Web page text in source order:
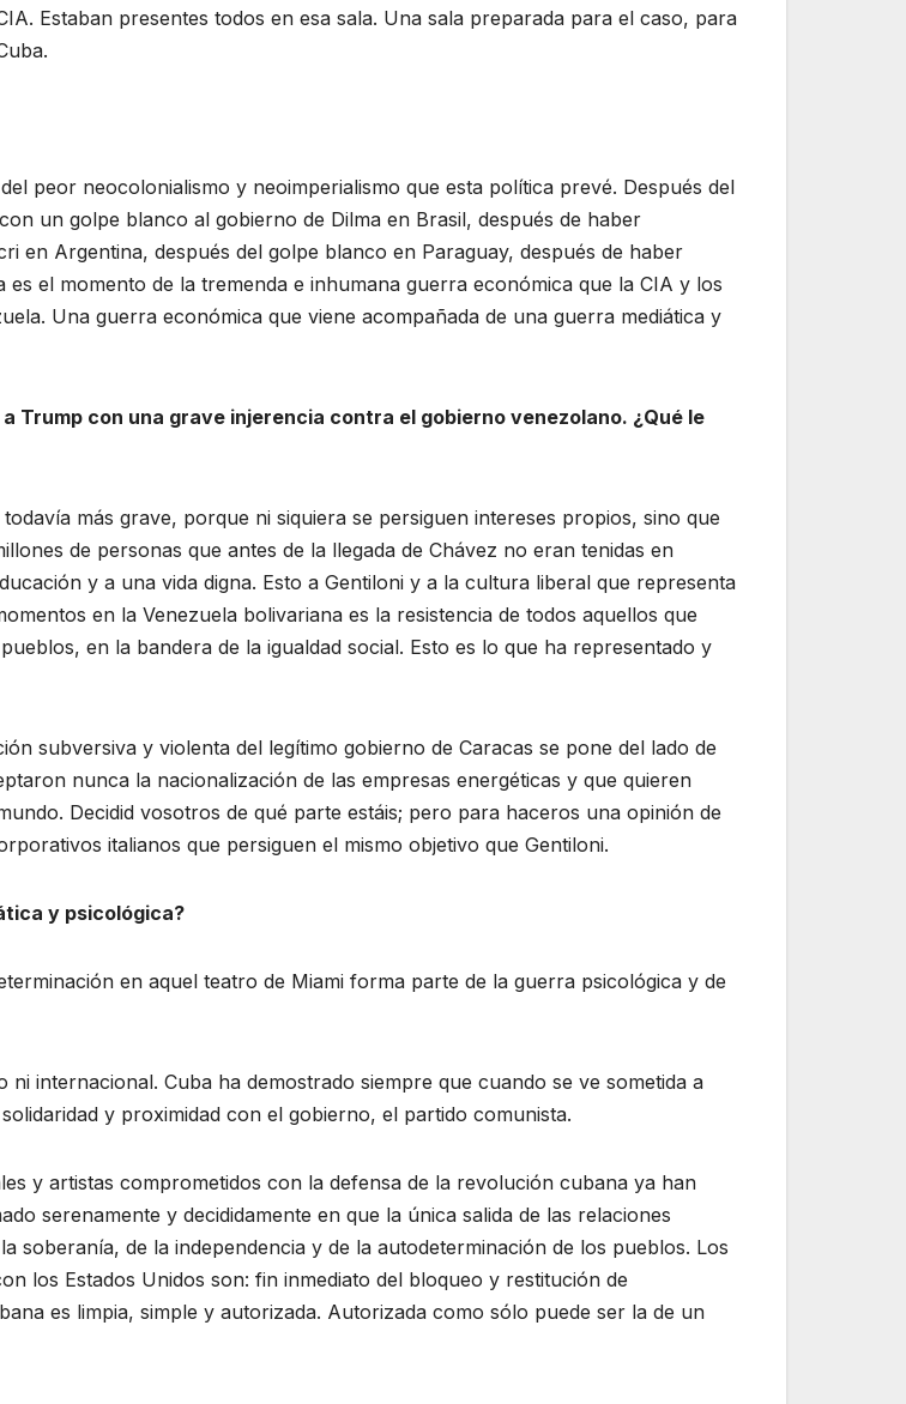
Estaban presentes todos en esa sala. Una sala preparada para el caso, para
peor neocolonialismo y neoimperialismo que esta política prevé. Después del
un golpe blanco al gobierno de Dilma en Brasil, después de haber
en Argentina, después del golpe blanco en Paraguay, después de haber
el momento de la tremenda e inhumana guerra económica que la CIA y los
Una guerra económica que viene acompañada de una guerra mediática y
Trump con una grave injerencia contra el gobierno venezolano. ¿Qué le
más grave, porque ni siquiera se persiguen intereses propios, sino que
de personas que antes de la llegada de Chávez no eran tenidas en
y a una vida digna. Esto a Gentiloni y a la cultura liberal que representa
en la Venezuela bolivariana es la resistencia de todos aquellos que
en la bandera de la igualdad social. Esto es lo que ha representado y
subversiva y violenta del legítimo gobierno de Caracas se pone del lado de
nunca la nacionalización de las empresas energéticas y que quieren
Decidid vosotros de qué parte estáis; pero para haceros una opinión de
italianos que persiguen el mismo objetivo que Gentiloni.
y psicológica?
en aquel teatro de Miami forma parte de la guerra psicológica y de
internacional. Cuba ha demostrado siempre que cuando se ve sometida a
y proximidad con el gobierno, el partido comunista.
y artistas comprometidos con la defensa de la revolución cubana ya han
serenamente y decididamente en que la única salida de las relaciones
soberanía, de la independencia y de la autodeterminación de los pueblos. Los
los Estados Unidos son: fin inmediato del bloqueo y restitución de
es limpia, simple y autorizada. Autorizada como sólo puede ser la de un